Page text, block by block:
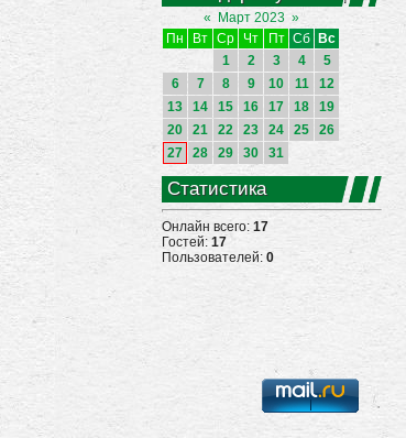
« Март 2023 »
Пн
Вт Ср Чт Пт Сб
Вс
1
2 3 4
5
6
7 8 9 10 11
12
13
14 15 16 17 18
19
20
21 22 23 24 25
26
27
28 29 30 31
Статистика
Онлайн всего: 17
Гостей: 17
Пользователей: 0